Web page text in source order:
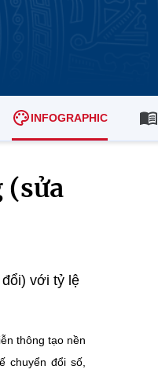
INFOGRAPHIC
(sửa
với tỷ lệ
thông tạo nền
chuyển đổi số,